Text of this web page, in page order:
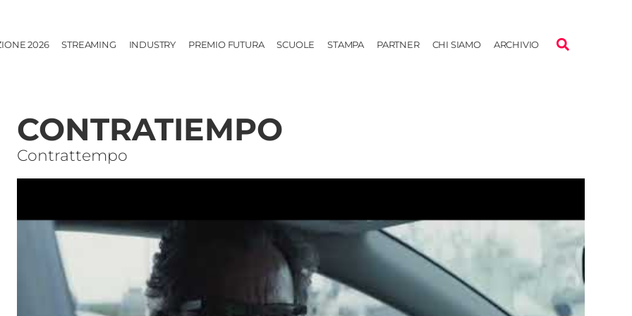
2026 STREAMING INDUSTRY PREMIO FUTURA SCUOLE STAMPA PARTNER CHI SIAMO ARCHIVIO
CONTRATIEMPO
Contrattempo